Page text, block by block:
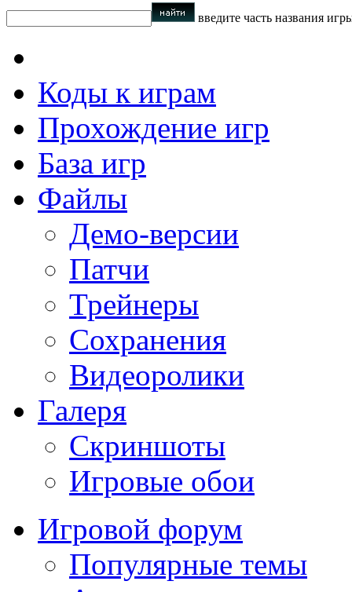
введите часть названия
Коды к играм
Прохождение игр
База игр
Файлы
Демо-версии
Патчи
Трейнеры
Сохранения
Видеоролики
Галеря
Скриншоты
Игровые обои
Игровой форум
Популярные темы